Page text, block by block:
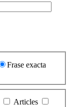
Frase exacta
Articles